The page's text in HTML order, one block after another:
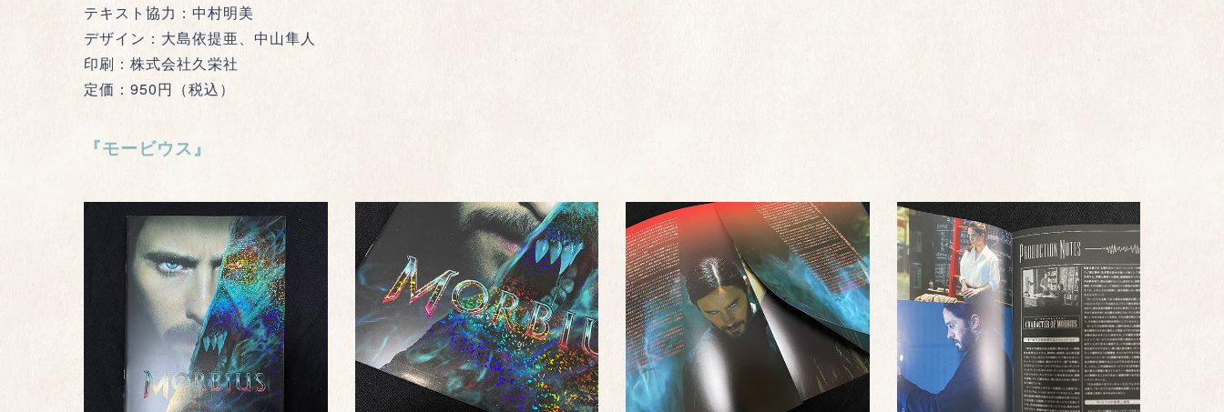
テキスト協力：中村明美
デザイン：大島依提亜、中山隼人
印刷：株式会社久栄社
定価：950円（税込）
『モービウス』